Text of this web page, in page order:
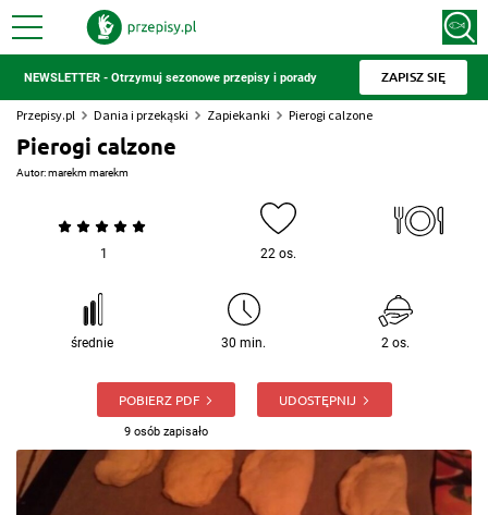
NEWSLETTER - Otrzymuj sezonowe przepisy i porady ZAPISZ SIĘ
Przepisy.pl Dania i przekąski Zapiekanki Pierogi calzone
Pierogi calzone
Autor:marekm marekm
1 22 os.
średnie 30 min. 2 os.
POBIERZ PDF
9 osób zapisało
UDOSTĘPNIJ